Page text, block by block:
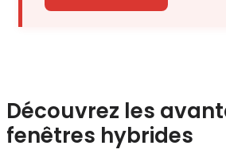
Découvrez les
fenêtres hybrides